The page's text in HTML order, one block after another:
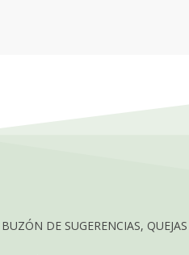
BUZÓN DE SUGERENCIAS,